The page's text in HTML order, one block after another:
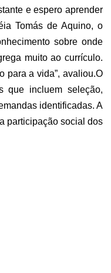
e espero aprender
Tomás de Aquino, o
sobre onde
muito ao currículo.
para a vida”, avaliou.O
que incluem seleção,
identificadas. A
participação social dos